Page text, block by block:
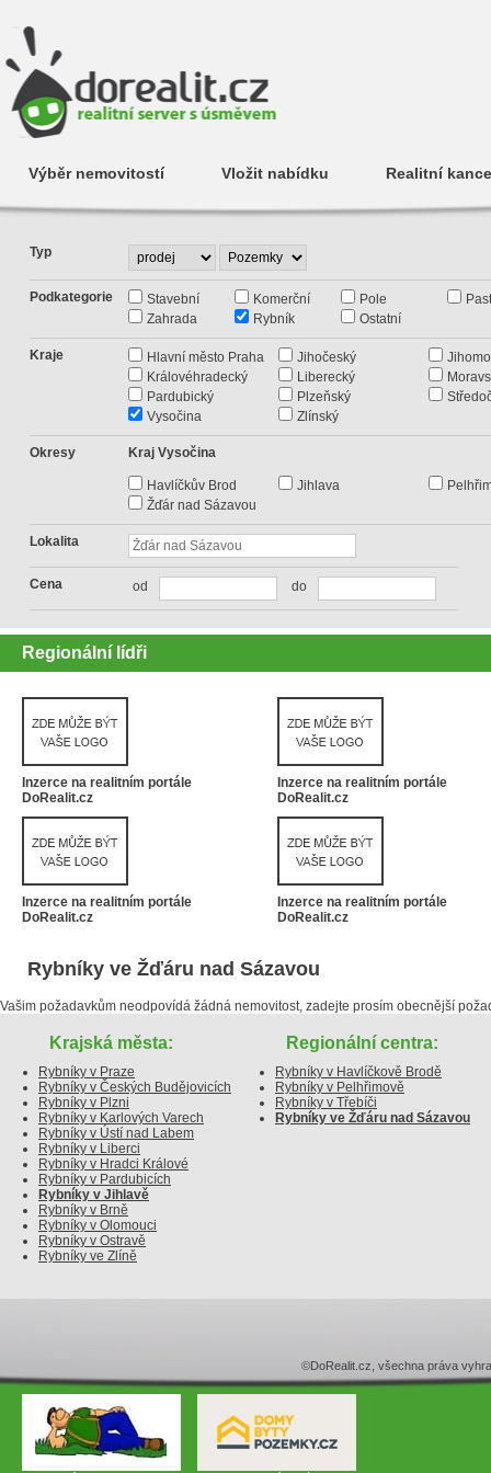
Výběr nemovitostí Vložit nabídku Realitní
Typ
Podkategorie Stavební Komerční Pole
Zahrada
Rybník Ostatní
Kraje Hlavní město Praha Jihočeský
Královéhradecký
Liberecký
Pardubický
Plzeňský
Vysočina
Zlínský
Okresy Kraj Vysočina
Havlíčkův Brod Jihlava
Žďár nad Sázavou
Lokalita
Cena od do
Regionální lídři
Inzerce na realitním portále
DoRealit.cz
Inzerce na realitním portále
DoRealit.cz
Inzerce na realitním portále
DoRealit.cz
Inzerce na realitním portále
DoRealit.cz
Rybníky ve Žďáru nad Sázavou
Vašim požadavkům neodpovídá žádná nemovitost, zadejte prosím obecnější
Krajská města:
Rybníky v Praze
Rybníky v Českých Budějovicích
Rybníky v Plzni
Rybníky v Karlových Varech
Rybníky v Ústí nad Labem
Rybníky v Liberci
Rybníky v Hradci Králové
Rybníky v Pardubicích
Rybníky v Jihlavě
Rybníky v Brně
Rybníky v Olomouci
Rybníky v Ostravě
Rybníky ve Zlíně
Regionální centra:
Rybníky v Havlíčkově Brodě
Rybníky v Pelhřimově
Rybníky v Třebíči
Rybníky ve Žďáru nad Sázavou
©DoRealit.cz, všechna práva